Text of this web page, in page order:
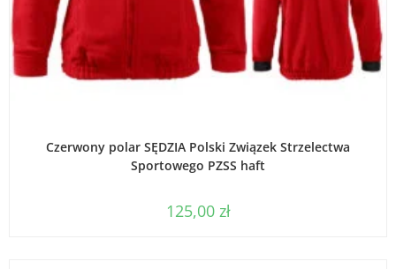
Czerwony polar SĘDZIA Polski Związek Strzelectwa
Sportowego PZSS haft
125,00 zł